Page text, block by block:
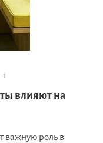
1
влияют на
важную роль в